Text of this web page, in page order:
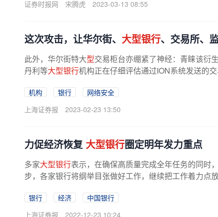
证券时报网
宋腾虎 2023-03-13 08:55
这次攻击，让华尔街、 大型银行、交易所、
此外，华尔街特大型交易柜台亦绷紧了神经：青睐该衍
丹利等大型银行机构正在仔细评估通过ION系统发送的
机构 银行
网络安全
上海证券报
2023-02-23 13:50
力促经济恢复大型银行圈定明年发力重点
多家大型银行表示，在确保高质量完成全年任务的同时
步，各家银行将纲举目张做好工作，继续把工作着力点
银行 经济
中国银行
上海证券报
2022-12-23 10:24